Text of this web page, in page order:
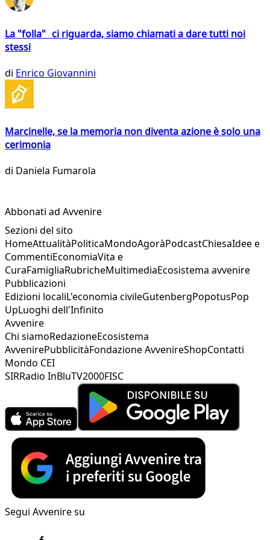
La "folla" ci riguarda, siamo chiamati a dare tutti noi
stessi
di Enrico Giovannini
Marcinelle, se la memoria non diventa azione è solo una
cerimonia
di Daniela Fumarola
Abbonati ad Avvenire
Sezioni del sito
HomeAttualitàPoliticaMondoAgoràPodcastChiesaIdee e
CommentiEconomiaVita e
CuraFamigliaRubricheMultimediaEcosistema avvenire
Pubblicazioni
Edizioni localiL'economia civileGutenbergPopotusPop
UpLuoghi dell'Infinito
Avvenire
Chi siamoRedazioneEcosistema
AvvenirePubblicitàFondazione AvvenireShopContatti
Mondo CEI
SIRRadio InBluTV2000FISC
Segui Avvenire su